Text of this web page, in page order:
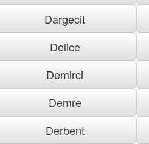
Dargecit
Delice
Demirci
Demre
Derbent